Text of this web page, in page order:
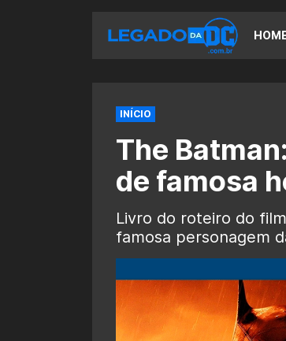
INÍCIO
The
de famosa
Livro do roteiro do
famosa personagem